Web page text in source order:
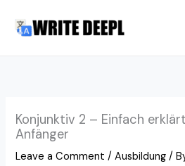
Konjunktiv 2 – Einfach
Anfänger
Leave a Comment /Ausbildung /